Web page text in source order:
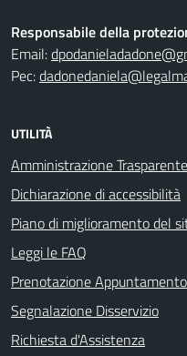
Responsabile della
Email:
Pec:
UTILITÀ
Amministrazione Trasparente
Dichiarazione di accessibilità
Piano di miglioramento del
Leggi le FAQ
Prenotazione Appuntamento
Segnalazione Disservizio
Richiesta d'Assistenza